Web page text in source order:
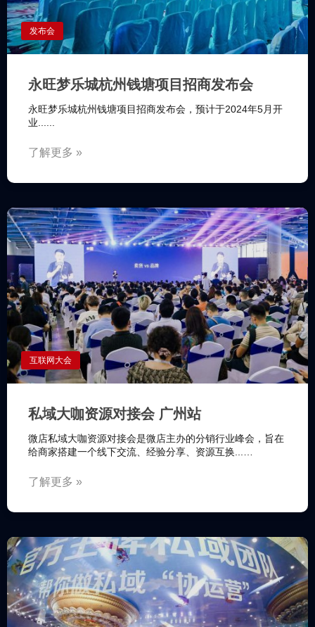
发布会
永旺梦乐城杭州钱塘项目招商发布会
永旺梦乐城杭州钱塘项目招商发布会，预计于2024年5月开
业......
了解更多 »
互联网大会
私域大咖资源对接会 广州站
微店私域大咖资源对接会是微店主办的分销行业峰会，旨在
给商家搭建一个线下交流、经验分享、资源互换...…
了解更多 »